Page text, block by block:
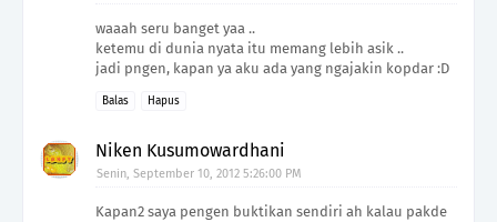
waaah seru banget yaa ..
ketemu di dunia nyata itu memang lebih asik ..
jadi pngen, kapan ya aku ada yang ngajakin kopdar :D
Balas Hapus
Niken Kusumowardhani
Senin, September 10, 2012 5:26:00 PM
Kapan2 saya pengen buktikan sendiri ah kalau pakde